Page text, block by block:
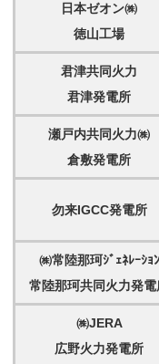
日本ゼオン㈱
徳山工場
君津共同火力
君津発電所
瀬戸内共同火力㈱
倉敷発電所
勿来IGCC発電所
㈱常陸那珂ｼﾞｪﾈﾚｰｼｮﾝ
常陸那珂共同火力発電
㈱JERA
広野火力発電所